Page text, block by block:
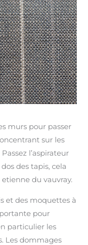
murs pour passer
sur les
l’aspirateur
des tapis, cela
du vauvray.
et des moquettes à
pour
particulier les
Les dommages